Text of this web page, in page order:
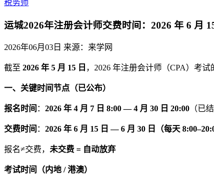
税务师
运城2026年注册会计师交费时间：2026 年 6 月
2026年06月03日 来源：来学网
截至 2026 年 5 月 15 日 ，2026 年注册会计师（CPA）考试
一、关键时间节点（已公布）
报名时间 ： 2026 年 4 月 7 日 8:00 — 4 月 30 日 20:00 （已
交费时间 ： 2026 年 6 月 15 日 — 6 月 30 日（每天
报名≠交费， 未交费 = 自动放弃
考试时间（内地 / 港澳）